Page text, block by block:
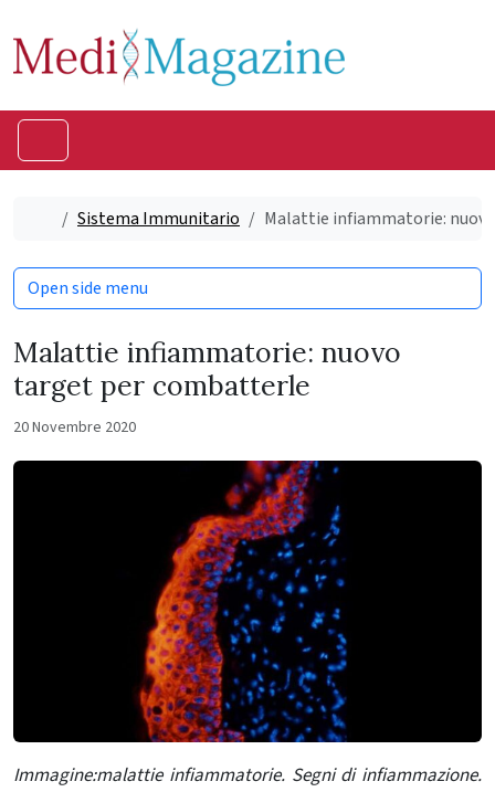
Home
Sistema Immunitario Malattie infiammatorie:
Malattie infiammatorie: nuovo
target per combatterle
20 Novembre 2020
Immagine:malattie infiammatorie. Segni di infiammazione.
Open side menu